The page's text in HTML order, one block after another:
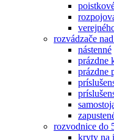
rozvádzače
nástenné
prázdne
prázdne
rozvodnice do
kryty na